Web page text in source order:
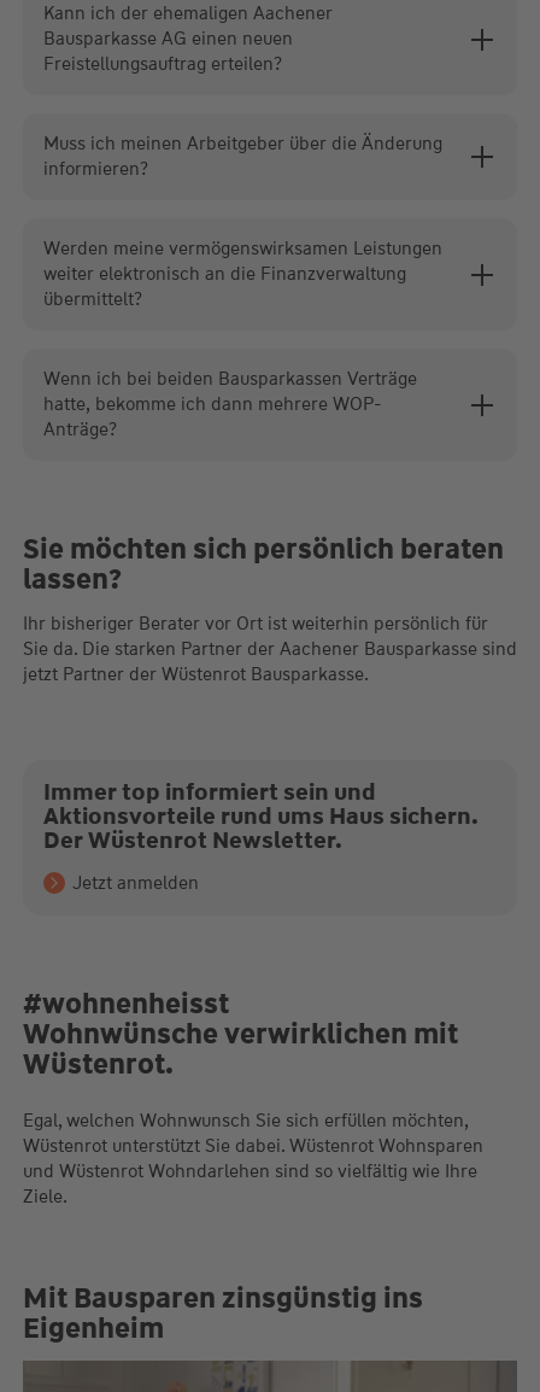
Kann ich der ehemaligen Aachener
Bausparkasse AG einen neuen
Freistellungsauftrag erteilen?
Muss ich meinen Arbeitgeber über die Änderung
informieren?
Werden meine vermögenswirksamen Leistungen
weiter elektronisch an die Finanzverwaltung
übermittelt?
Wenn ich bei beiden Bausparkassen Verträge
hatte, bekomme ich dann mehrere WOP-
Anträge?
Sie möchten sich persönlich beraten
lassen?
Ihr bisheriger Berater vor Ort ist weiterhin persönlich für
Sie da. Die starken Partner der Aachener Bausparkasse sind
jetzt Partner der Wüstenrot Bausparkasse.
Immer top informiert sein und
Aktionsvorteile rund ums Haus sichern.
Der Wüstenrot Newsletter.
Jetzt anmelden
#wohnenheisst
Wohnwünsche verwirklichen mit
Wüstenrot.
Egal, welchen Wohnwunsch Sie sich erfüllen möchten,
Wüstenrot unterstützt Sie dabei. Wüstenrot Wohnsparen
und Wüstenrot Wohndarlehen sind so vielfältig wie Ihre
Ziele.
Mit Bausparen zinsgünstig ins
Eigenheim